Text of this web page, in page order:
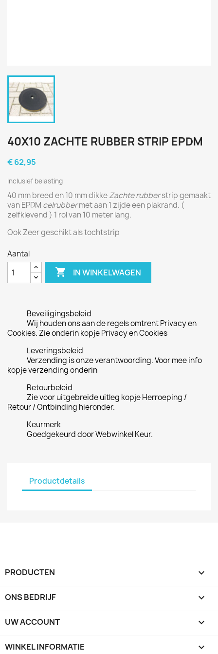
40X10 ZACHTE RUBBER STRIP EPDM
€ 62,95
Inclusief belasting
40 mm breed en 10 mm dikkeZachte rubberstrip gemaakt
van EPDM celrubbermet aan 1 zijde een plakrand. (
zelfklevend ) 1 rol van 10 meter lang.
Ook Zeer geschikt als tochtstrip
Aantal
 IN WINKELWAGEN
Beveiligingsbeleid
Wij houden ons aan de regels omtrent Privacy en
Cookies. Zie onderin kopje Privacy en Cookies
Leveringsbeleid
Verzending is onze verantwoording. Voor mee info
kopje verzending onderin
Retourbeleid
Zie voor uitgebreide uitleg kopje Herroeping /
Retour / Ontbinding hieronder.
Keurmerk
Goedgekeurd door Webwinkel Keur.
Productdetails
PRODUCTEN 
ONS BEDRIJF 
UW ACCOUNT 
WINKEL INFORMATIE keyboard_arrow_down